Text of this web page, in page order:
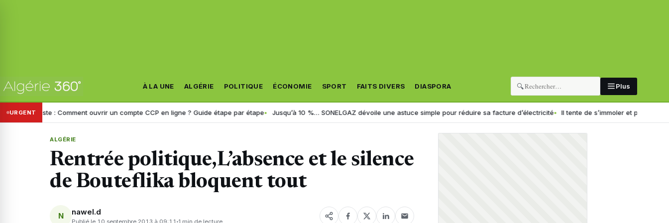
À LA UNE ALGÉRIE POLITIQUE ÉCONOMIE SPORT FAITS DIVERS DIASPORA 🔍 Plus
URGENT
Poste : Comment ouvrir un compte CCP en ligne ? Guide étape par étape Jusqu’à 10 %… SONELGAZ dévoile une astuce simple pour réduire sa facture d’électricité Il tente de s’immoler et provoque un
ALGÉRIE
Rentrée politique,L’absence et le silence
de Bouteflika bloquent tout
N nawel.d
Publié le 10 septembre 2013 à 09:11 1 min de lecture